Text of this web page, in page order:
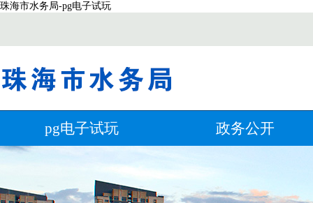
珠海市水务局-pg电子试玩
pg电子试玩 政务公开